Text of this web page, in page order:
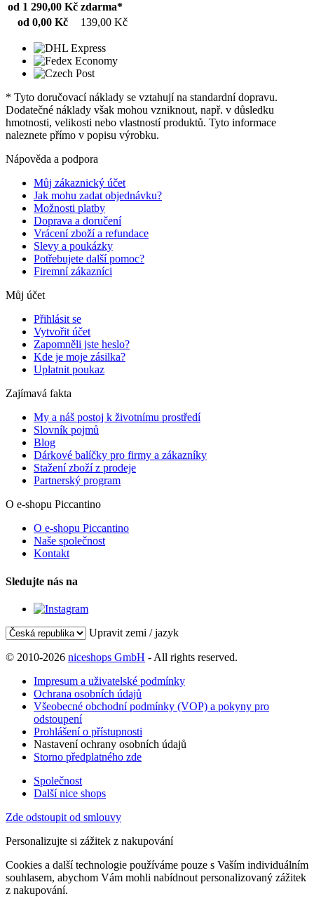
od 1 290,00 Kč zdarma*
od 0,00 Kč
139,00 Kč
* Tyto doručovací náklady se vztahují na standardní dopravu.
Dodatečné náklady však mohou vzniknout, např. v důsledku
hmotnosti, velikosti nebo vlastností produktů. Tyto informace
naleznete přímo v popisu výrobku.
Nápověda a podpora
Můj zákaznický účet
Jak mohu zadat objednávku?
Možnosti platby
Doprava a doručení
Vrácení zboží a refundace
Slevy a poukázky
Potřebujete další pomoc?
Firemní zákazníci
Můj účet
Přihlásit se
Vytvořit účet
Zapomněli jste heslo?
Kde je moje zásilka?
Uplatnit poukaz
Zajímavá fakta
My a náš postoj k životnímu prostředí
Slovník pojmů
Blog
Dárkové balíčky pro firmy a zákazníky
Stažení zboží z prodeje
Partnerský program
O e-shopu Piccantino
O e-shopu Piccantino
Naše společnost
Kontakt
Sledujte nás na
Upravit zemi / jazyk
© 2010-2026 niceshops GmbH - All rights reserved.
Impresum a uživatelské podmínky
Ochrana osobních údajů
Všeobecné obchodní podmínky (VOP) a pokyny pro
odstoupení
Prohlášení o přístupnosti
Nastavení ochrany osobních údajů
Storno předplatného zde
Společnost
Další nice shops
Zde odstoupit od smlouvy
Personalizujte si zážitek z nakupování
Cookies a další technologie používáme pouze s Vaším individuálním
souhlasem, abychom Vám mohli nabídnout personalizovaný zážitek
z nakupování.